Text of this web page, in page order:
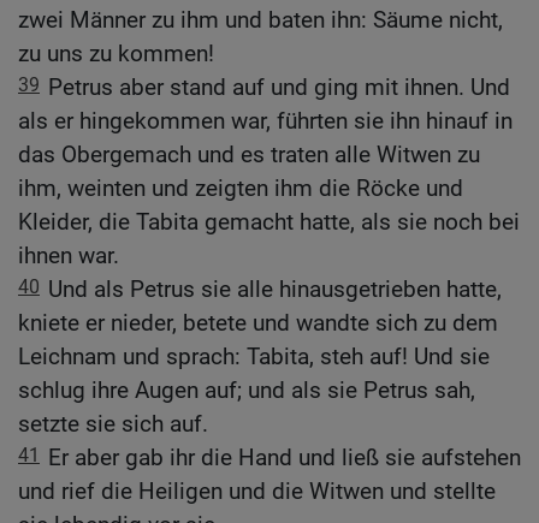
zwei Männer zu ihm und baten ihn: Säume nicht,
zu uns zu kommen!
39 Petrus aber stand auf und ging mit ihnen. Und
als er hingekommen war, führten sie ihn hinauf in
das Obergemach und es traten alle Witwen zu
ihm, weinten und zeigten ihm die Röcke und
Kleider, die Tabita gemacht hatte, als sie noch bei
ihnen war.
40 Und als Petrus sie alle hinausgetrieben hatte,
kniete er nieder, betete und wandte sich zu dem
Leichnam und sprach: Tabita, steh auf! Und sie
schlug ihre Augen auf; und als sie Petrus sah,
setzte sie sich auf.
41 Er aber gab ihr die Hand und ließ sie aufstehen
und rief die Heiligen und die Witwen und stellte